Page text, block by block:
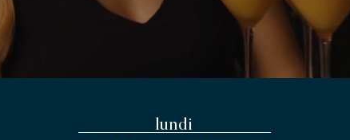
lundi